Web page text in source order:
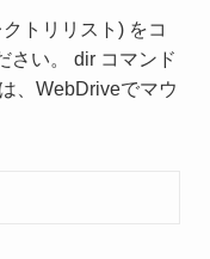
トリリスト) をコ
さい。 dir コマンド
、WebDriveでマウ